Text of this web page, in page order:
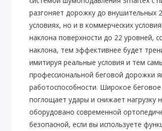
разгоняет дорожку до внушительных
условиях, но и в коммерческих
наклона поверхности до 22 уровней,
наклона, тем эффективнее будет
имитируя реальные условия и тем
профессиональной беговой дорожки
работоспособности. Широкое
поглощает удары и снижает
оборудовано современной
безопасной, если вы используете